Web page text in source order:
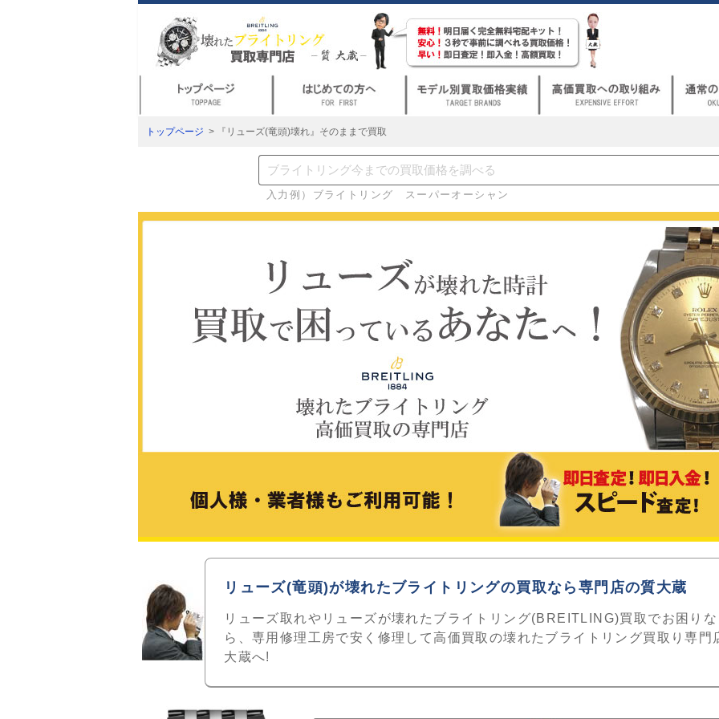
トップページ > 『リューズ(竜頭)壊れ』そのままで買取
入力例）ブライトリング スーパーオーシャン
リューズ(竜頭)が壊れたブライトリングの買取なら専門店の質大蔵
リューズ取れやリューズが壊れたブライトリング(BREITLING)買取でお困りな
ら、専用修理工房で安く修理して高価買取の壊れたブライトリング買取り専門
大蔵へ!